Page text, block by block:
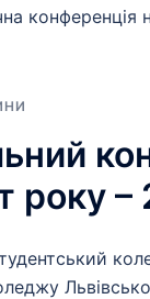
конференція
року –